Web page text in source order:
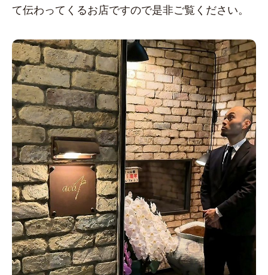
て伝わってくるお店ですので是非ご覧ください。